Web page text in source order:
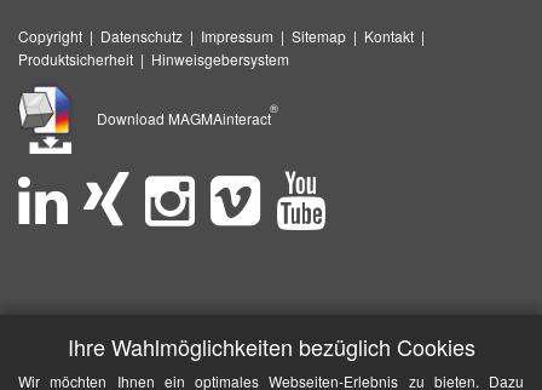
Copyright | Datenschutz | Impressum | Sitemap | Kontakt |
Produktsicherheit | Hinweisgebersystem
Download MAGMAinteract
®
Ihre Wahlmöglichkeiten bezüglich Cookies
Wir möchten Ihnen ein optimales Webseiten-Erlebnis zu bieten. Dazu